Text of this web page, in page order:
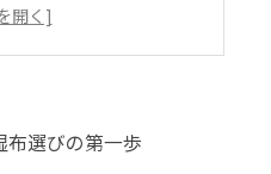
の実践ストーリー
選びの第一歩